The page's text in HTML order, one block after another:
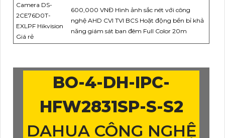
Camera DS-
2CE76D0T-
EXLPF Hikvision
Giá rẻ
600,000 VNĐ Hình ảnh sắc nét với công
nghệ AHD CVI TVI BCS Hoặt động bền bỉ khả
năng giám sát ban đêm Full Color 20m
BO-4-DH-IPC-
HFW2831SP-S-S2
DAHUA CÔNG NGHỆ